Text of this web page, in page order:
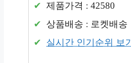
제품가격 : 42580
상품배송 : 로켓배송
실시간 인기순위 보기